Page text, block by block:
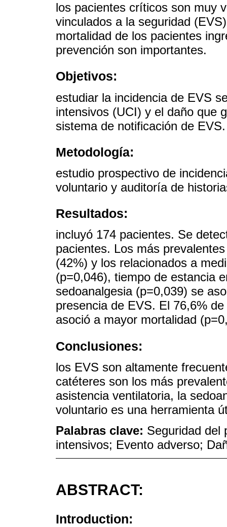
los pacientes críticos son muy
vinculados a la seguridad
mortalidad de los pacientes
prevención son importantes.
Objetivos:
estudiar la incidencia de EVS
intensivos (UCI) y el daño que
sistema de notificación de EVS.
Metodología:
estudio prospectivo de
voluntario y auditoría de
Resultados:
incluyó 174 pacientes. Se
pacientes. Los más
(42%) y los relacionados a
(p=0,046), tiempo de estancia
sedoanalgesia (p=0,039) se
presencia de EVS. El 76,6%
asoció a mayor mortalidad
Conclusiones:
los EVS son altamente
catéteres son los más
asistencia ventilatoria, la
voluntario es una herramienta
Palabras clave: Seguridad del
intensivos; Evento adverso;
ABSTRACT:
Introduction: